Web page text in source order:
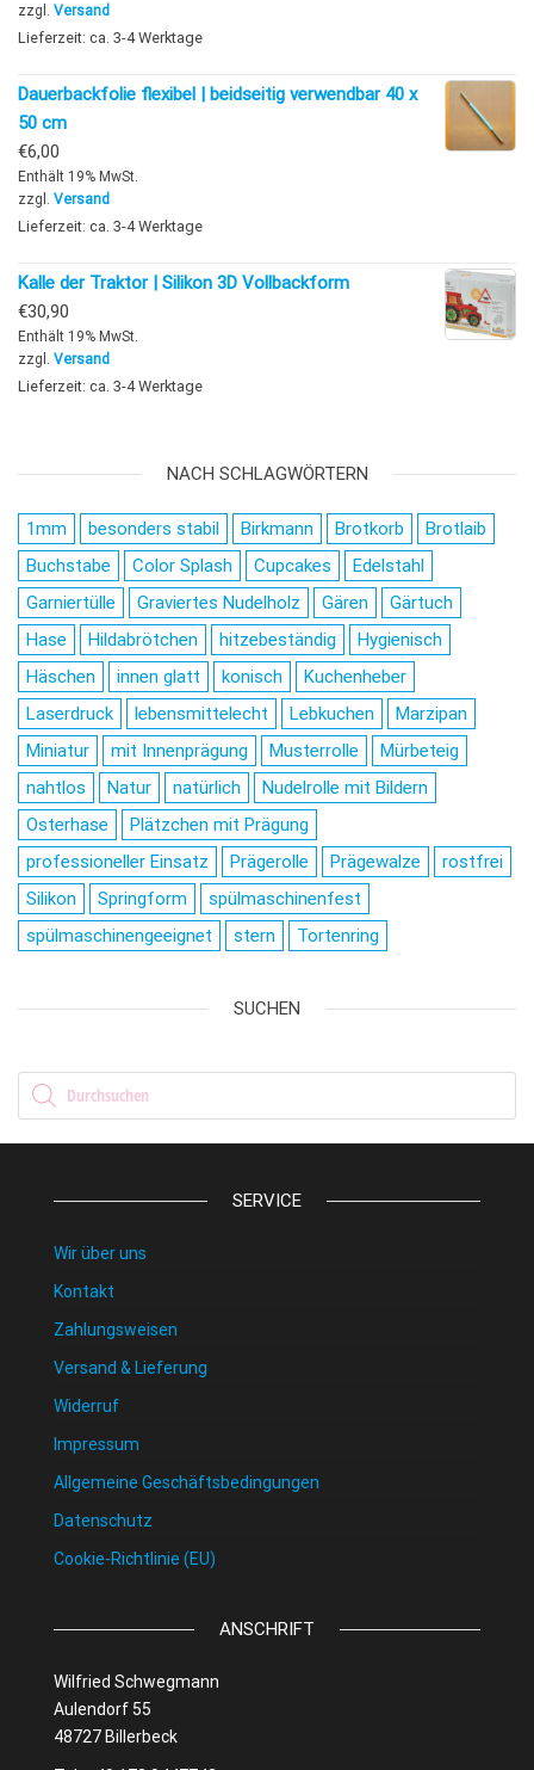
zzgl. Versand
Lieferzeit: ca. 3-4 Werktage
Dauerbackfolie flexibel | beidseitig verwendbar 40 x
50 cm
€6,00
Enthält 19% MwSt.
zzgl. Versand
Lieferzeit: ca. 3-4 Werktage
Kalle der Traktor | Silikon 3D Vollbackform
€30,90
Enthält 19% MwSt.
zzgl. Versand
Lieferzeit: ca. 3-4 Werktage
NACH SCHLAGWÖRTERN
1mm besonders stabil Birkmann Brotkorb
Brotlaib
Buchstabe
Color Splash Cupcakes
Edelstahl
Garniertülle
Graviertes Nudelholz Gären
Gärtuch
Hase
Hildabrötchen hitzebeständig
Hygienisch
Häschen
innen glatt konisch
Kuchenheber
Laserdruck
lebensmittelecht Lebkuchen
Marzipan
Miniatur
mit Innenprägung Musterrolle
Mürbeteig
nahtlos
Natur natürlich
Nudelrolle mit Bildern
Osterhase
Plätzchen mit Prägung
professioneller Einsatz
Prägerolle Prägewalze
rostfrei
Silikon
Springform
spülmaschinenfest
spülmaschinengeeignet
stern Tortenring
SUCHEN
Products search
SERVICE
Wir über uns
Kontakt
Zahlungsweisen
Versand & Lieferung
Widerruf
Impressum
Allgemeine Geschäftsbedingungen
Datenschutz
Cookie-Richtlinie (EU)
ANSCHRIFT
Wilfried Schwegmann
Aulendorf 55
48727 Billerbeck